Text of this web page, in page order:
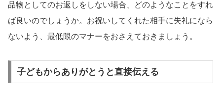
品物としてのお返しをしない場合、どのようなことをすれ
ば良いのでしょうか。お祝いしてくれた相手に失礼になら
ないよう、最低限のマナーをおさえておきましょう。
子どもからありがとうと直接伝える